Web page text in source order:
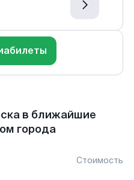
в ближайшие
города
Стоимость